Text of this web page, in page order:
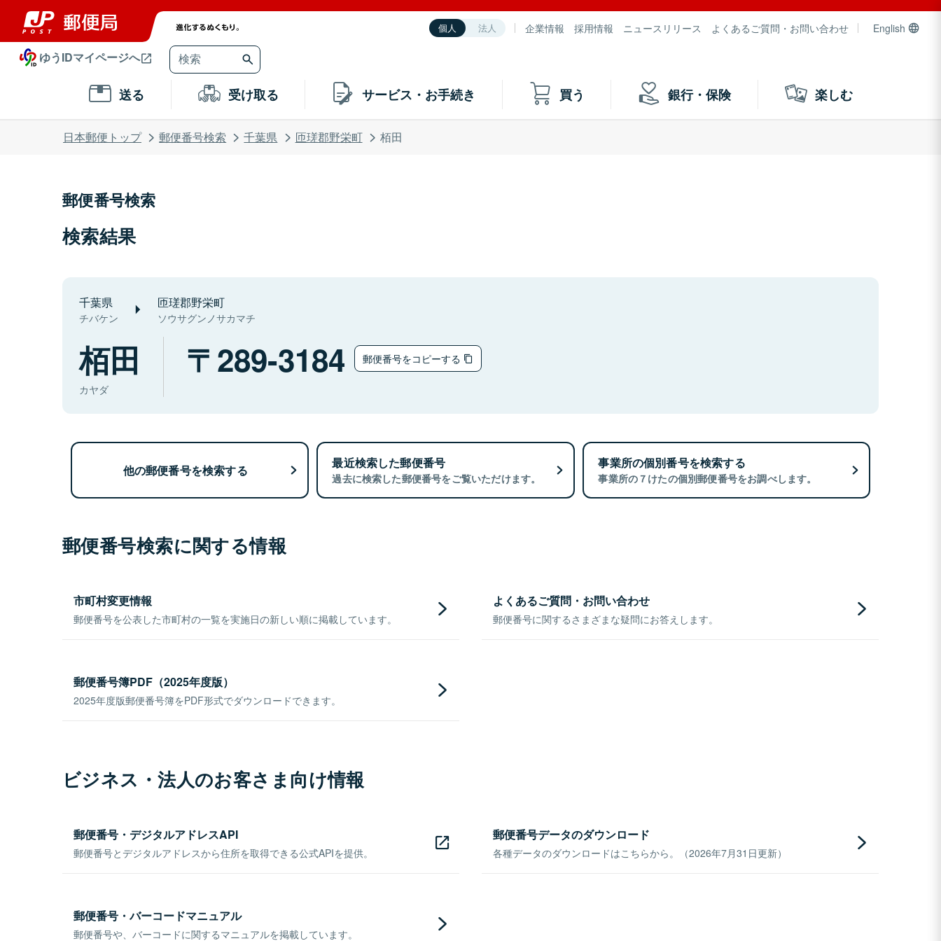
個人 法人 企業情報 採用情報 ニュースリリース よくあるご質問・お問い合わせ English
ゆうIDマイページへ
送る 受け取る サービス・お手続き 買う 銀行・保険 楽しむ
日本郵便トップ 郵便番号検索 千葉県 匝瑳郡野栄町 栢田
郵便番号検索
検索結果
千葉県
チバケン
匝瑳郡野栄町
ソウサグンノサカマチ
栢田
カヤダ
289-3184 郵便番号をコピーする
他の郵便番号を検索する 最近検索した郵便番号
過去に検索した郵便番号をご覧いただけます。
事業所の個別番号を検索する
事業所の７けたの個別郵便番号をお調べします。
郵便番号検索に関する情報
市町村変更情報
郵便番号を公表した市町村の一覧を実施日の新しい順に掲載しています。
よくあるご質問・お問い合わせ
郵便番号に関するさまざまな疑問にお答えします。
郵便番号簿PDF（2025年度版）
2025年度版郵便番号簿をPDF形式でダウンロードできます。
ビジネス・法人のお客さま向け情報
郵便番号・デジタルアドレスAPI
郵便番号とデジタルアドレスから住所を取得できる公式APIを提供。
郵便番号データのダウンロード
各種データのダウンロードはこちらから。（2026年7月31日更新）
郵便番号・バーコードマニュアル
郵便番号や、バーコードに関するマニュアルを掲載しています。